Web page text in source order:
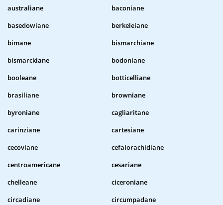
australiane
baconiane
basedowiane
berkeleiane
bimane
bismarchiane
bismarckiane
bodoniane
booleane
botticelliane
brasiliane
browniane
byroniane
cagliaritane
carinziane
cartesiane
cecoviane
cefalorachidiane
centroamericane
cesariane
chelleane
ciceroniane
circadiane
circumpadane